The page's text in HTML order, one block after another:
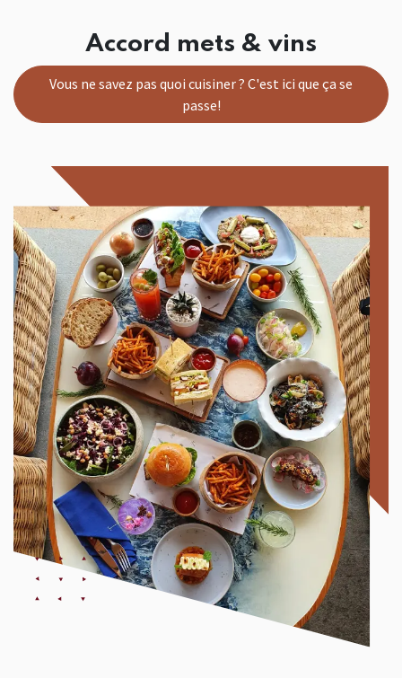
Accord mets & vins
Vous ne savez pas quoi cuisiner ? C'est ici que ça se
passe!